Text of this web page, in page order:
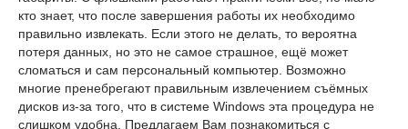
кто знает, что после завершения работы их необходимо
правильно извлекать. Если этого не делать, то вероятна
потеря данных, но это не самое страшное, ещё может
сломаться и сам персональный компьютер. Возможно
многие пренебрегают правильным извлечением съёмных
дисков из-за того, что в системе Windows эта процедура не
слишком удобна. Предлагаем Вам познакомиться с